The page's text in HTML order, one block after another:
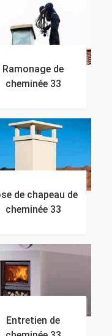
Ramonage de
cheminée 33
de chapeau de
cheminée 33
Entretien de